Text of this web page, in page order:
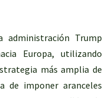
administración Trump
Europa, utilizando
más amplia de
de imponer aranceles